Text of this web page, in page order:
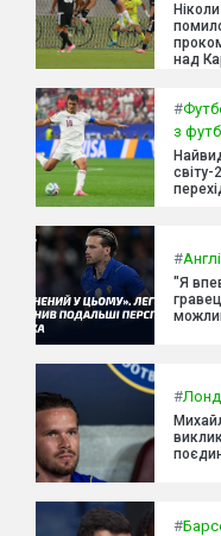
над
#
з
#
"Я
#
#